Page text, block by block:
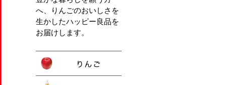
へ、りんごのおいしさを
生かしたハッピー良品を
お届けします。